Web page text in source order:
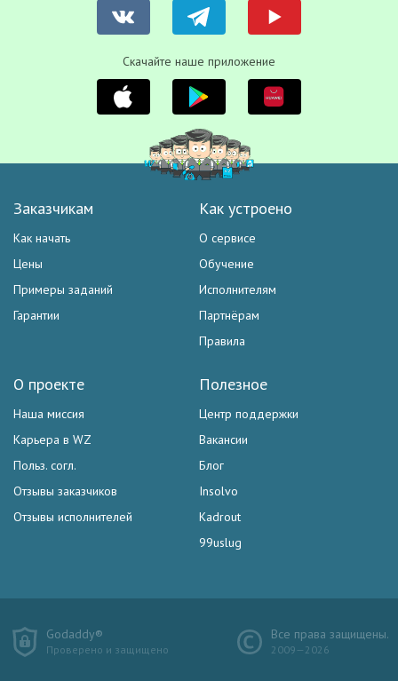
Скачайте наше приложение
Заказчикам
Как начать
Цены
Примеры заданий
Гарантии
Как устроено
О сервисе
Обучение
Исполнителям
Партнёрам
Правила
Полезное
Центр поддержки
Вакансии
Блог
Insolvo
Kadrout
99uslug
О проекте
Наша миссия
Карьера в WZ
Польз. согл.
Отзывы заказчиков
Отзывы исполнителей
Godaddy®
Проверено и защищено
Все права защищены.
2009—2026